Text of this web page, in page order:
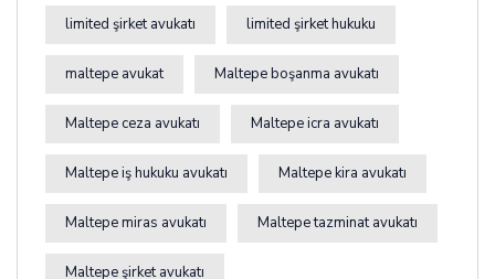
limited şirket avukatı limited şirket hukuku
maltepe avukat Maltepe boşanma avukatı
Maltepe ceza avukatı Maltepe icra avukatı
Maltepe iş hukuku avukatı Maltepe kira avukatı
Maltepe miras avukatı Maltepe tazminat avukatı
Maltepe şirket avukatı